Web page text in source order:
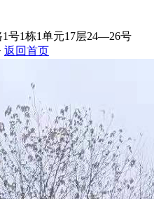
号1栋1单元17层24—26号
返回首页